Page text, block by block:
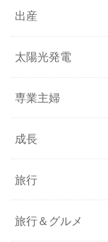
出産
太陽光発電
専業主婦
成長
旅行
旅行＆グルメ